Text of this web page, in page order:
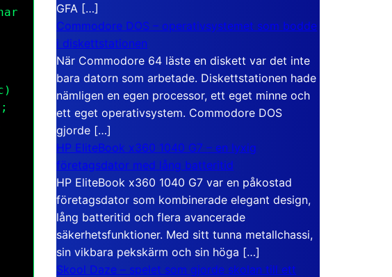
GFA […]
Commodore DOS – operativsystemet som bodde
i diskettstationen
När Commodore 64 läste en diskett var det inte
bara datorn som arbetade. Diskettstationen hade
nämligen en egen processor, ett eget minne och
ett eget operativsystem. Commodore DOS
gjorde […]
HP EliteBook x360 1040 G7 – en lyxig
företagsdator med lång batteritid
HP EliteBook x360 1040 G7 var en påkostad
företagsdator som kombinerade elegant design,
lång batteritid och flera avancerade
säkerhetsfunktioner. Med sitt tunna metallchassi,
sin vikbara pekskärm och sin höga […]
Skool Daze – spelet som gjorde skolan till ett